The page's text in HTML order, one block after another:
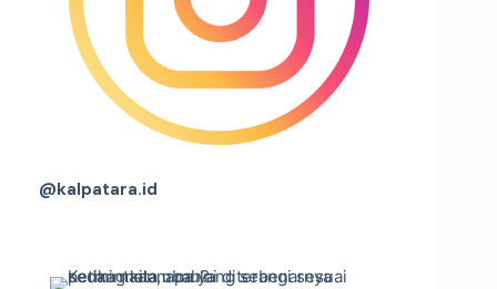
@kalpatara.id